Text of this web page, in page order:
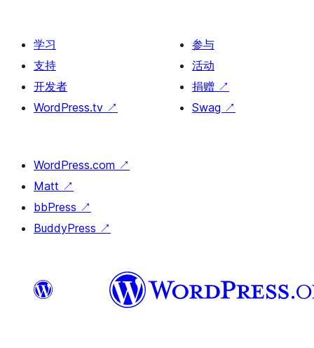
学习
支持
开发者
WordPress.tv ↗
参与
活动
捐赠 ↗
Swag ↗
WordPress.com ↗
Matt ↗
bbPress ↗
BuddyPress ↗